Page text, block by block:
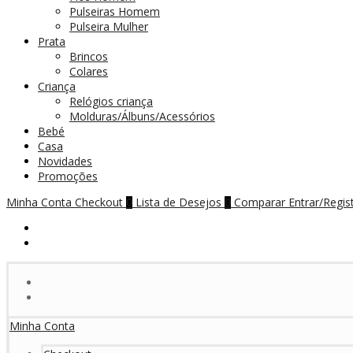
Pulseiras Homem
Pulseira Mulher
Prata
Brincos
Colares
Criança
Relógios criança
Molduras/Álbuns/Acessórios
Bebé
Casa
Novidades
Promoções
Minha Conta Checkout 0 Lista de Desejos 0 Comparar Entrar/
Minha Conta